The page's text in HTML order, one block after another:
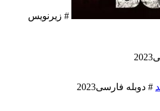
# زیرنویس
2023
# دوبله فارسی2023